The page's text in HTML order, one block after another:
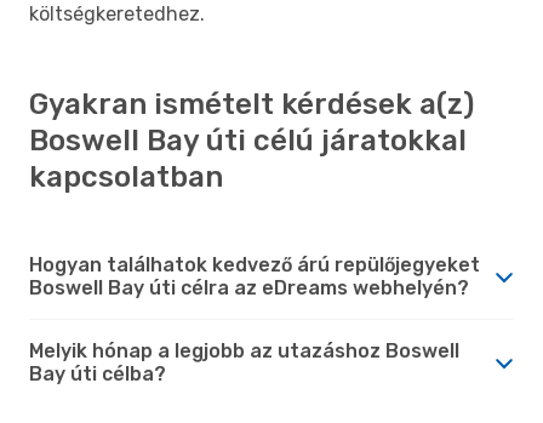
költségkeretedhez.
Gyakran ismételt kérdések a(z)
Boswell Bay úti célú járatokkal
kapcsolatban
Hogyan találhatok kedvező árú repülőjegyeket
Boswell Bay úti célra az eDreams webhelyén?
Melyik hónap a legjobb az utazáshoz Boswell
Bay úti célba?